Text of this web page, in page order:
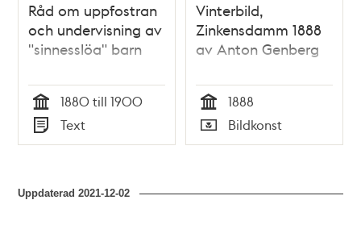
Råd om uppfostran
och undervisning av
"sinnesslöa" barn
Tid
1880 till 1900
Typ
Text
Vinterbild,
Zinkensdamm 1888
av Anton Genberg
Tid
1888
Typ
Bildkonst
Uppdaterad2021-12-02